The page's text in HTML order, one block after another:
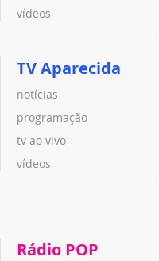
vídeos
TV Aparecida
notícias
programação
tv ao vivo
vídeos
Rádio POP